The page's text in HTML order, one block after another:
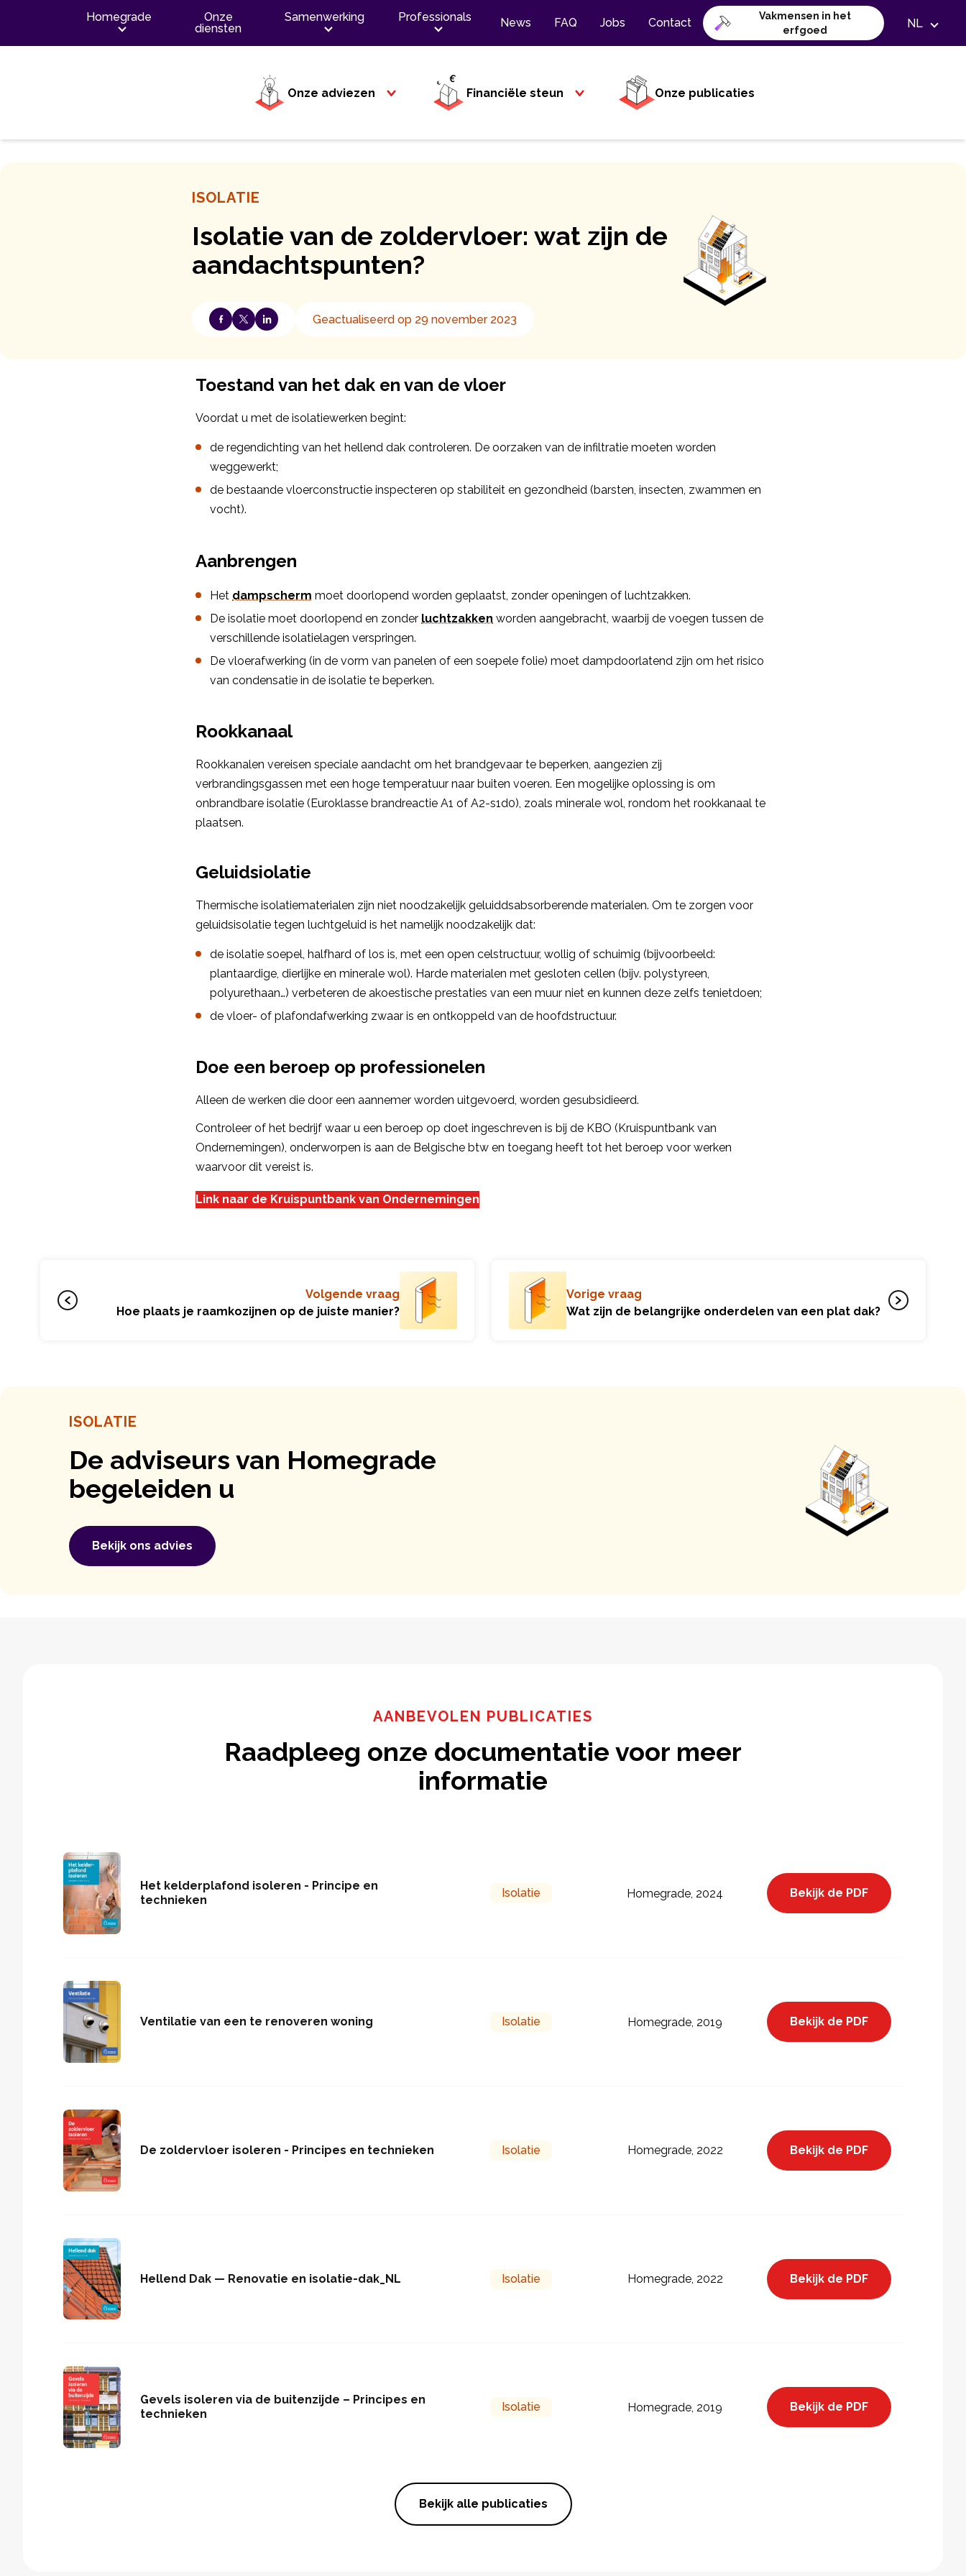
Homegrade
Onze
diensten
Samenwerking Professionals News FAQ Jobs Contact
Vakmensen in het
erfgoed
NL
Onze adviezen Financiële steun Onze publicaties
ISOLATIE
Isolatie van de zoldervloer: wat zijn de
aandachtspunten?
Geactualiseerd op 29 november 2023
Toestand van het dak en van de vloer
Voordat u met de isolatiewerken begint:
de regendichting van het hellend dak controleren. De oorzaken van de infiltratie moeten worden
weggewerkt;
de bestaande vloerconstructie inspecteren op stabiliteit en gezondheid (barsten, insecten, zwammen en
vocht).
Aanbrengen
Het dampscherm moet doorlopend worden geplaatst, zonder openingen of luchtzakken.
De isolatie moet doorlopend en zonder luchtzakken worden aangebracht, waarbij de voegen tussen de
verschillende isolatielagen verspringen.
De vloerafwerking (in de vorm van panelen of een soepele folie) moet dampdoorlatend zijn om het risico
van condensatie in de isolatie te beperken.
Rookkanaal
Rookkanalen vereisen speciale aandacht om het brandgevaar te beperken, aangezien zij
verbrandingsgassen met een hoge temperatuur naar buiten voeren. Een mogelijke oplossing is om
onbrandbare isolatie (Euroklasse brandreactie A1 of A2-s1d0), zoals minerale wol, rondom het rookkanaal te
plaatsen.
Geluidsiolatie
Thermische isolatiematerialen zijn niet noodzakelijk geluiddsabsorberende materialen. Om te zorgen voor
geluidsisolatie tegen luchtgeluid is het namelijk noodzakelijk dat:
de isolatie soepel, halfhard of los is, met een open celstructuur, wollig of schuimig (bijvoorbeeld:
plantaardige, dierlijke en minerale wol). Harde materialen met gesloten cellen (bijv. polystyreen,
polyurethaan…) verbeteren de akoestische prestaties van een muur niet en kunnen deze zelfs tenietdoen;
de vloer- of plafondafwerking zwaar is en ontkoppeld van de hoofdstructuur.
Doe een beroep op professionelen
Alleen de werken die door een aannemer worden uitgevoerd, worden gesubsidieerd.
Controleer of het bedrijf waar u een beroep op doet ingeschreven is bij de KBO (Kruispuntbank van
Ondernemingen), onderworpen is aan de Belgische btw en toegang heeft tot het beroep voor werken
waarvoor dit vereist is.
Link naar de Kruispuntbank van Ondernemingen
Volgende vraag
Hoe plaats je raamkozijnen op de juiste manier?
Vorige vraag
Wat zijn de belangrijke onderdelen van een plat dak?
ISOLATIE
De adviseurs van Homegrade
begeleiden u
Bekijk ons ​​advies
AANBEVOLEN PUBLICATIES
Raadpleeg onze documentatie voor meer
informatie
Het kelderplafond isoleren - Principe en
technieken
Isolatie Homegrade, 2024 Bekijk de PDF
Ventilatie van een te renoveren woning Isolatie Homegrade, 2019 Bekijk de PDF
De zoldervloer isoleren - Principes en technieken Isolatie Homegrade, 2022 Bekijk de PDF
Hellend Dak — Renovatie en isolatie-dak_NL Isolatie Homegrade, 2022 Bekijk de PDF
Gevels isoleren via de buitenzijde – Principes en
technieken
Isolatie Homegrade, 2019 Bekijk de PDF
Bekijk alle publicaties